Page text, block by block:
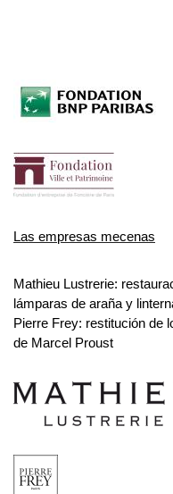
Las empresas mecenas
Mathieu Lustrerie:
lámparas de araña y
Pierre Frey: restitución de
de Marcel Proust